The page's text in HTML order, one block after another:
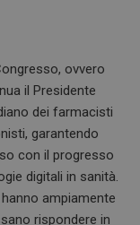
ovvero
il Presidente
dei farmacisti
garantendo
con il progresso
digitali in sanità.
ampiamente
rispondere in